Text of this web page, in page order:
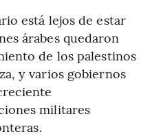
está lejos de estar
árabes quedaron
de los palestinos
y varios gobiernos
militares